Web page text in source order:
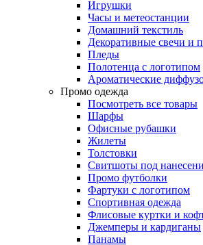
Игрушки
Часы и метеостанции
Домашний текстиль
Декоративные свечи и
Пледы
Полотенца с логотипом
Ароматические
Промо одежда
Посмотреть все товары
Шарфы
Офисные рубашки
Жилеты
Толстовки
Свитшоты под
Промо футболки
Фартуки с логотипом
Спортивная одежда
Флисовые куртки и
Джемперы и кардиганы
Панамы